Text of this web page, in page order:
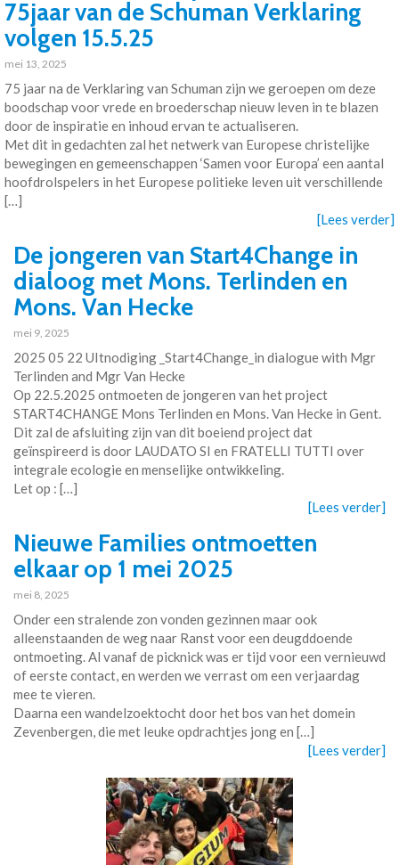
75jaar van de Schuman Verklaring
volgen 15.5.25
mei 13, 2025
75 jaar na de Verklaring van Schuman zijn we geroepen om deze
boodschap voor vrede en broederschap nieuw leven in te blazen
door de inspiratie en inhoud ervan te actualiseren.
Met dit in gedachten zal het netwerk van Europese christelijke
bewegingen en gemeenschappen ‘Samen voor Europa’ een aantal
hoofdrolspelers in het Europese politieke leven uit verschillende
[…]
[Lees verder]
De jongeren van Start4Change in
dialoog met Mons. Terlinden en
Mons. Van Hecke
mei 9, 2025
2025 05 22 UItnodiging _Start4Change_in dialogue with Mgr
Terlinden and Mgr Van Hecke
Op 22.5.2025 ontmoeten de jongeren van het project
START4CHANGE Mons Terlinden en Mons. Van Hecke in Gent.
Dit zal de afsluiting zijn van dit boeiend project dat
geïnspireerd is door LAUDATO SI en FRATELLI TUTTI over
integrale ecologie en menselijke ontwikkeling.
Let op : […]
[Lees verder]
Nieuwe Families ontmoetten
elkaar op 1 mei 2025
mei 8, 2025
Onder een stralende zon vonden gezinnen maar ook
alleenstaanden de weg naar Ranst voor een deugddoende
ontmoeting. Al vanaf de picknick was er tijd voor een vernieuwd
of eerste contact, en werden we verrast om een verjaardag
mee te vieren.
Daarna een wandelzoektocht door het bos van het domein
Zevenbergen, die met leuke opdrachtjes jong en […]
[Lees verder]